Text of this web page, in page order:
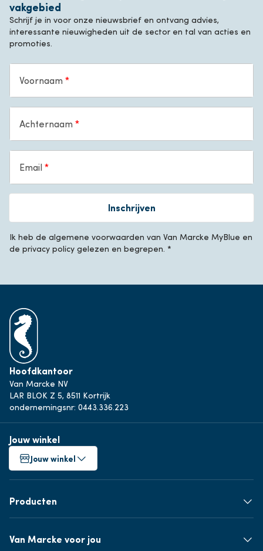
vakgebied
Schrijf je in voor onze nieuwsbrief en ontvang advies,
interessante nieuwigheden uit de sector en tal van acties en
promoties.
Voornaam
Achternaam
Email
Inschrijven
Ik heb de algemene voorwaarden van Van Marcke MyBlue en
de privacy policy gelezen en begrepen. *
Hoofdkantoor
Van Marcke NV
LAR BLOK Z 5, 8511 Kortrijk
ondernemingsnr: 0443.336.223
Jouw winkel
Jouw winkel
Producten
Van Marcke voor jou